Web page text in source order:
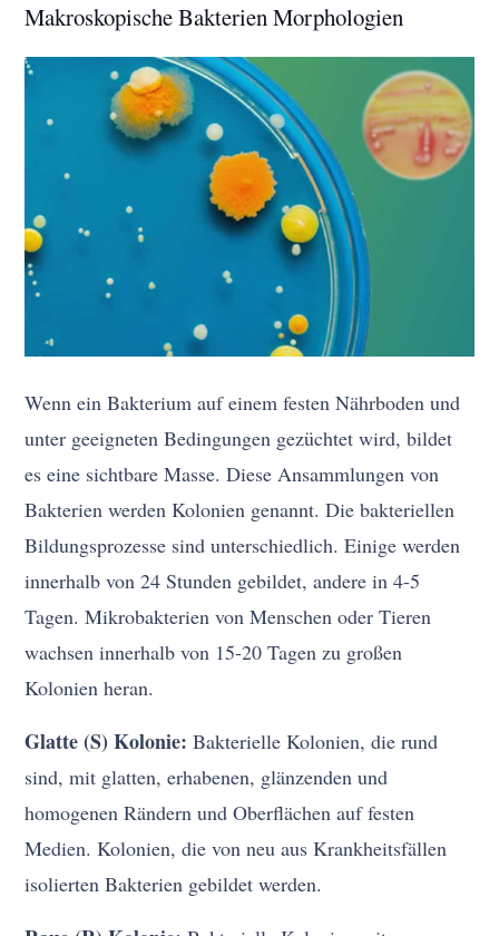
Makroskopische Bakterien Morphologien
Wenn ein Bakterium auf einem festen Nährboden und
unter geeigneten Bedingungen gezüchtet wird, bildet
es eine sichtbare Masse. Diese Ansammlungen von
Bakterien werden Kolonien genannt. Die bakteriellen
Bildungsprozesse sind unterschiedlich. Einige werden
innerhalb von 24 Stunden gebildet, andere in 4-5
Tagen. Mikrobakterien von Menschen oder Tieren
wachsen innerhalb von 15-20 Tagen zu großen
Kolonien heran.
Glatte (S) Kolonie:Bakterielle Kolonien, die rund
sind, mit glatten, erhabenen, glänzenden und
homogenen Rändern und Oberflächen auf festen
Medien. Kolonien, die von neu aus Krankheitsfällen
isolierten Bakterien gebildet werden.